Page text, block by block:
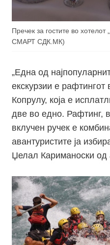
Пречек за гостите во
СМАРТ СДК.МК)
„Една од
екскурзии е
Копрулу, која е
две во едно. Рафтинг,
вклучен ручек е
авантуристите ја
Џелал Кариманоски од